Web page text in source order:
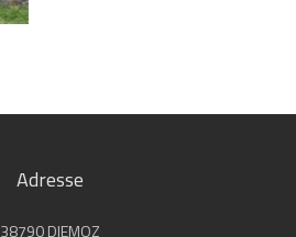
Adresse
38790 DIEMOZ